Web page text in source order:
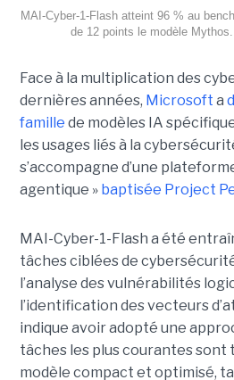
MAI-Cyber-1-Flash atteint 96 % au
de 12 points le modèle
Face à la multiplication des
dernières années, Microsoft a
famille de modèles IA
les usages liés à la
s’accompagne d’une
agentique » baptisée Project
MAI-Cyber-1-Flash a été
tâches ciblées de
l’analyse des vulnérabilités
l’identification des vecteurs
indique avoir adopté une
tâches les plus courantes sont
modèle compact et optimisé,